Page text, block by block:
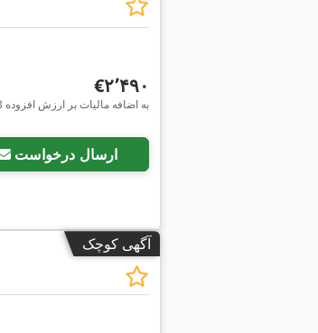
‎€۲٬۴۹۰
VB به اضافه مالیات بر ارزش افزوده
ارسال درخواست
آگهی کوچک